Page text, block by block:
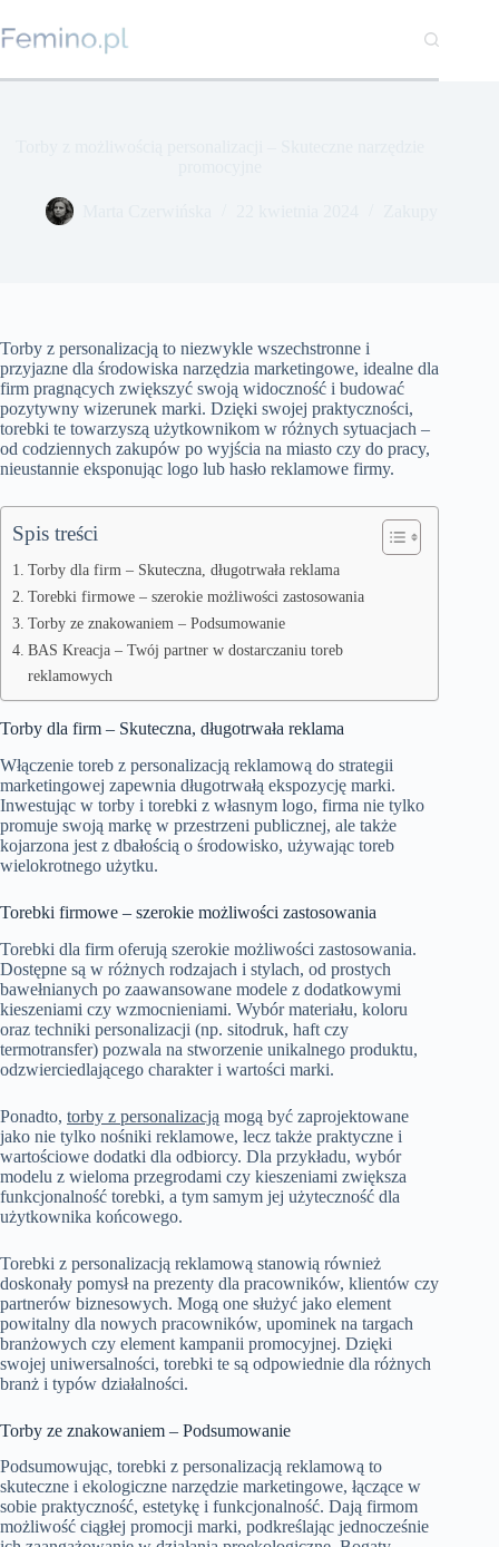
do
treści
Torby z personalizacją to niezwykle wszechstronne i
przyjazne dla środowiska narzędzia marketingowe, idealne dla
firm pragnących zwiększyć swoją widoczność i budować
pozytywny wizerunek marki. Dzięki swojej praktyczności,
torebki te towarzyszą użytkownikom w różnych sytuacjach –
od codziennych zakupów po wyjścia na miasto czy do pracy,
nieustannie eksponując logo lub hasło reklamowe firmy.
Spis treści
Torby dla firm – Skuteczna, długotrwała reklama
Torebki firmowe – szerokie możliwości zastosowania
Torby ze znakowaniem – Podsumowanie
BAS Kreacja – Twój partner w dostarczaniu toreb
reklamowych
Torby dla firm – Skuteczna, długotrwała reklama
Włączenie toreb z personalizacją reklamową do strategii
marketingowej zapewnia długotrwałą ekspozycję marki.
Inwestując w torby i torebki z własnym logo, firma nie tylko
promuje swoją markę w przestrzeni publicznej, ale także
kojarzona jest z dbałością o środowisko, używając toreb
wielokrotnego użytku.
Torebki firmowe – szerokie możliwości zastosowania
Torebki dla firm oferują szerokie możliwości zastosowania.
Dostępne są w różnych rodzajach i stylach, od prostych
bawełnianych po zaawansowane modele z dodatkowymi
kieszeniami czy wzmocnieniami. Wybór materiału, koloru
oraz techniki personalizacji (np. sitodruk, haft czy
termotransfer) pozwala na stworzenie unikalnego produktu,
odzwierciedlającego charakter i wartości marki.
Ponadto, torby z personalizacją mogą być zaprojektowane
jako nie tylko nośniki reklamowe, lecz także praktyczne i
wartościowe dodatki dla odbiorcy. Dla przykładu, wybór
modelu z wieloma przegrodami czy kieszeniami zwiększa
funkcjonalność torebki, a tym samym jej użyteczność dla
użytkownika końcowego.
Torebki z personalizacją reklamową stanowią również
doskonały pomysł na prezenty dla pracowników, klientów czy
partnerów biznesowych. Mogą one służyć jako element
powitalny dla nowych pracowników, upominek na targach
branżowych czy element kampanii promocyjnej. Dzięki
swojej uniwersalności, torebki te są odpowiednie dla różnych
branż i typów działalności.
Torby ze znakowaniem – Podsumowanie
Podsumowując, torebki z personalizacją reklamową to
skuteczne i ekologiczne narzędzie marketingowe, łączące w
sobie praktyczność, estetykę i funkcjonalność. Dają firmom
możliwość ciągłej promocji marki, podkreślając jednocześnie